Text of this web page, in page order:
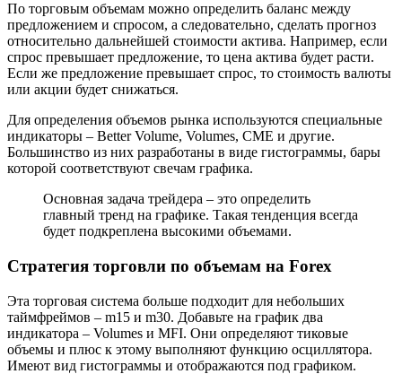
По торговым объемам можно определить баланс между
предложением и спросом, а следовательно, сделать прогноз
относительно дальнейшей стоимости актива. Например, если
спрос превышает предложение, то цена актива будет расти.
Если же предложение превышает спрос, то стоимость валюты
или акции будет снижаться.
Для определения объемов рынка используются специальные
индикаторы – Better Volume, Volumes, CME и другие.
Большинство из них разработаны в виде гистограммы, бары
которой соответствуют свечам графика.
Основная задача трейдера – это определить
главный тренд на графике. Такая тенденция всегда
будет подкреплена высокими объемами.
Стратегия торговли по объемам на Forex
Эта торговая система больше подходит для небольших
таймфреймов – m15 и m30. Добавьте на график два
индикатора – Volumes и MFI. Они определяют тиковые
объемы и плюс к этому выполняют функцию осциллятора.
Имеют вид гистограммы и отображаются под графиком.